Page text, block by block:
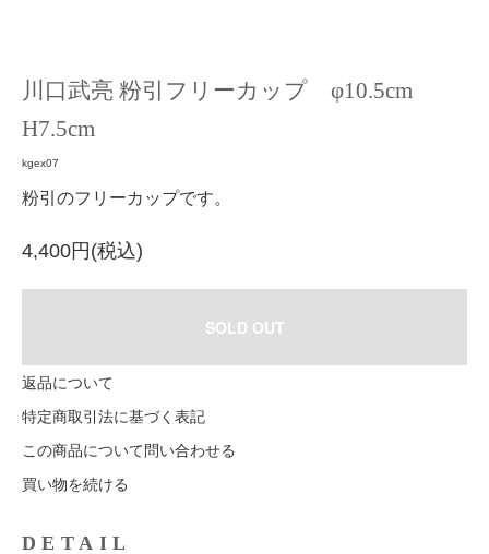
川口武亮 粉引フリーカップ φ10.5cm
H7.5cm
kgex07
粉引のフリーカップです。
4,400円(税込)
SOLD OUT
返品について
特定商取引法に基づく表記
この商品について問い合わせる
買い物を続ける
DETAIL